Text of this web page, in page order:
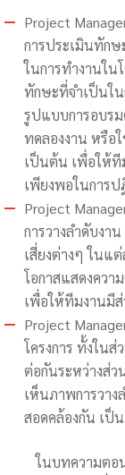
Project
การประเมินทัก
ในการทำงานใน
ทักษะที่จำเป็นใน
รูปแบบการอบร
ทดลองงาน หรือ
เป็นต้น เพื่อให้ที
เพียงพอในการป
Project
การวางลำดับงา
เสี่ยงต่างๆ ในแ
โอกาสแสดงควา
เพื่อให้ทีมงานมี
Project
โครงการ ทั้งใน
ต่อกันระหว่างส่ว
เห็นภาพการวาง
สอดคล้องกัน เป็
ในบทความตอนถัด